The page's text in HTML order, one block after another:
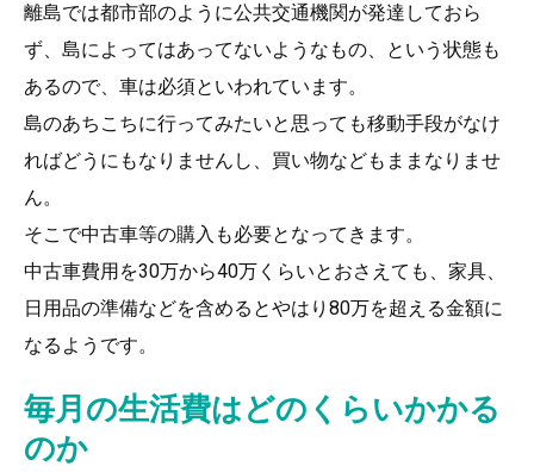
離島では都市部のように公共交通機関が発達しておら
ず、島によってはあってないようなもの、という状態も
あるので、車は必須といわれています。
島のあちこちに行ってみたいと思っても移動手段がなけ
ればどうにもなりませんし、買い物などもままなりませ
ん。
そこで中古車等の購入も必要となってきます。
中古車費用を30万から40万くらいとおさえても、家具、
日用品の準備などを含めるとやはり80万を超える金額に
なるようです。
毎月の生活費はどのくらいかかる
のか